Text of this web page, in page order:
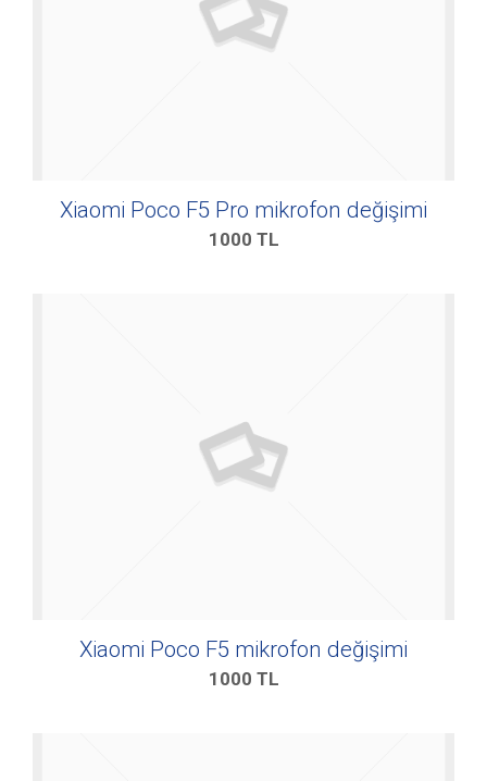
Xiaomi Poco F5 Pro mikrofon değişimi
1000 TL
Xiaomi Poco F5 mikrofon değişimi
1000 TL